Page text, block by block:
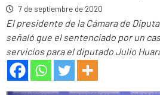
7 de septiembre de 2020
El presidente de la Cámara de
señaló que el sentenciado por un
servicios para el diputado Julio